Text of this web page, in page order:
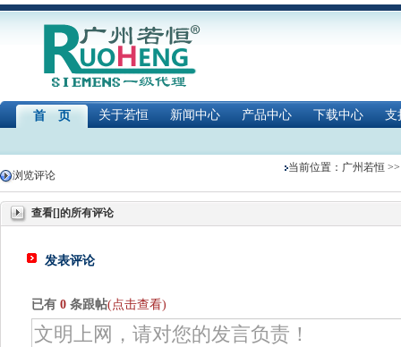
首 页 关于若恒 新闻中心 产品中心 下载中心 支
浏览评论
当前位置： 广州若恒
查看[]的所有评论
发表评论
已有 0 条跟帖(点击查看)